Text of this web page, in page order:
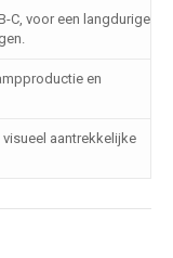
C, voor een langdurige
en
aantrekkelijke